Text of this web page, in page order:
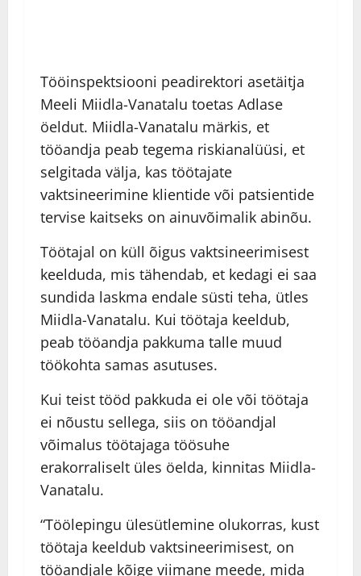
Tööinspektsiooni peadirektori asetäitja
Meeli Miidla-Vanatalu toetas Adlase
öeldut. Miidla-Vanatalu märkis, et
tööandja peab tegema riskianalüüsi, et
selgitada välja, kas töötajate
vaktsineerimine klientide või patsientide
tervise kaitseks on ainuvõimalik abinõu.
Töötajal on küll õigus vaktsineerimisest
keelduda, mis tähendab, et kedagi ei saa
sundida laskma endale süsti teha, ütles
Miidla-Vanatalu. Kui töötaja keeldub,
peab tööandja pakkuma talle muud
töökohta samas asutuses.
Kui teist tööd pakkuda ei ole või töötaja
ei nõustu sellega, siis on tööandjal
võimalus töötajaga töösuhe
erakorraliselt üles öelda, kinnitas Miidla-
Vanatalu.
“Töölepingu ülesütlemine olukorras, kust
töötaja keeldub vaktsineerimisest, on
tööandjale kõige viimane meede, mida